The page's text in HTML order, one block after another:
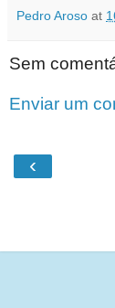
Pedro Aroso at
Sem
Enviar um
‹